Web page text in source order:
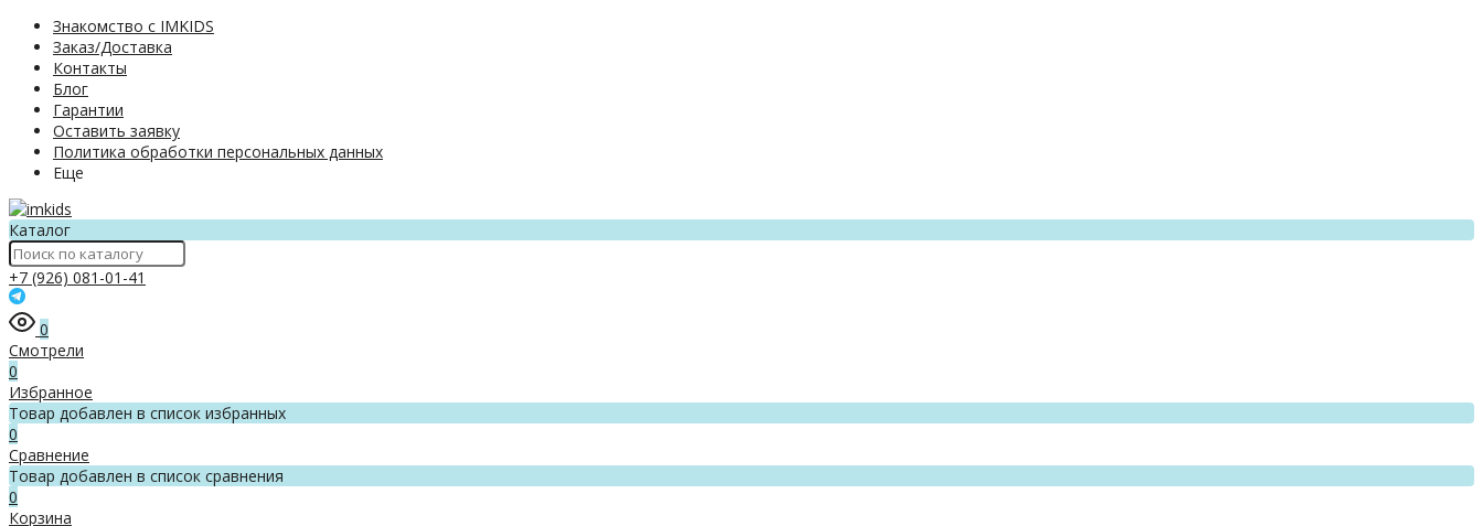
Знакомство с IMKIDS
Заказ/Доставка
Контакты
Блог
Гарантии
Оставить заявку
Политика обработки персональных данных
Еще
Каталог
+7 (926) 081-01-41
0
Смотрели
0
Избранное
Товар добавлен в список избранных
0
Сравнение
Товар добавлен в список сравнения
0
Корзина